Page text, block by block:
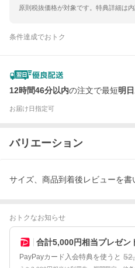
原則税抜価格が対象です。特典詳細は内
条件達成でおトク
12時間46分以内の注文で最短明日
お届け日指定可
バリエーション
サイズ、商品到着後レビューを
おトクなお知らせ
合計5,000円相当プレゼン
PayPayカード入会特典を使うと